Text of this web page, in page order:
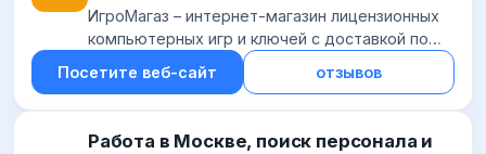
ИгроМагаз – интернет-магазин лицензионных
компьютерных игр и ключей с доставкой по
России. В наличии также консоли, карты
оплаты, игровые аксессуары и многое другое.
Посетите веб-сайт отзывов
Работа в Москве, поиск персонала и